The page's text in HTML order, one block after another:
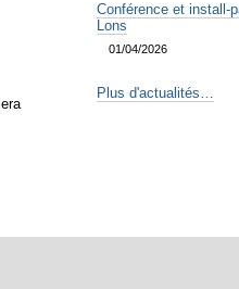
Conférence et install-
Lons
01/04/2026
Plus d'actualités…